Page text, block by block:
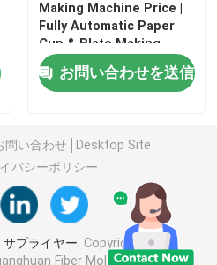
機械
Making Machine Price |
Fully Automatic Paper
Cup & Plate Making
Manufacturer
お問い合わせを送信
問い合わせ
Desktop Site
バシーポリシー
プライヤー. Copyright ©
Fiber Molding